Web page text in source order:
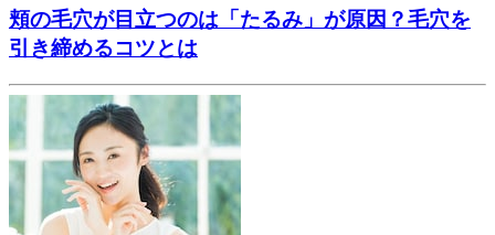
頬の毛穴が目立つのは「たるみ」が原因？毛穴を
引き締めるコツとは